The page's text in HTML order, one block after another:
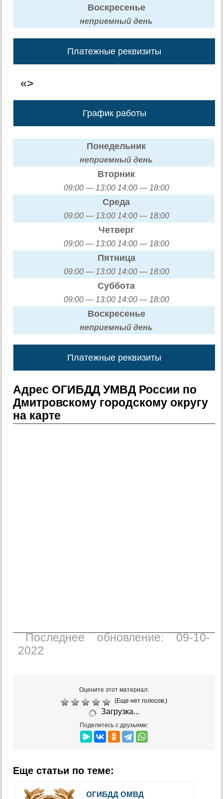
Воскресенье
неприемный день
Платежные реквизиты
«>
График работы
Понедельник
неприемный день
Вторник
09:00 — 13:00 14:00 — 18:00
Среда
09:00 — 13:00 14:00 — 18:00
Четверг
09:00 — 13:00 14:00 — 18:00
Пятница
09:00 — 13:00 14:00 — 18:00
Суббота
09:00 — 13:00 14:00 — 18:00
Воскресенье
неприемный день
Платежные реквизиты
Адрес ОГИБДД УМВД России по
Дмитровскому городскому округу
на карте
Последнее обновление: 09-10-
2022
Оцените этот материал:
(Еще нет голосов.)
Загрузка...
Поделитесь с друзьями:
Еще статьи по теме:
ОГИБДД ОМВД